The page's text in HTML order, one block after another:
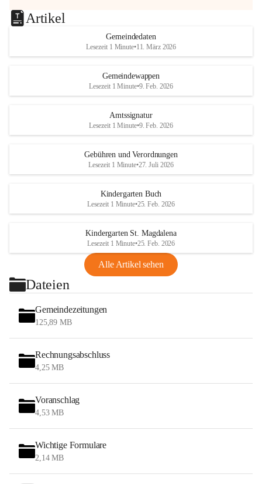
Artikel
Gemeindedaten
Lesezeit 1 Minute•11. März 2026
Gemeindewappen
Lesezeit 1 Minute•9. Feb. 2026
Amtssignatur
Lesezeit 1 Minute•9. Feb. 2026
Gebühren und Verordnungen
Lesezeit 1 Minute•27. Juli 2026
Kindergarten Buch
Lesezeit 1 Minute•25. Feb. 2026
Kindergarten St. Magdalena
Lesezeit 1 Minute•25. Feb. 2026
Alle Artikel sehen
Dateien
Gemeindezeitungen
125,89 MB
Rechnungsabschluss
4,25 MB
Voranschlag
4,53 MB
Wichtige Formulare
2,14 MB